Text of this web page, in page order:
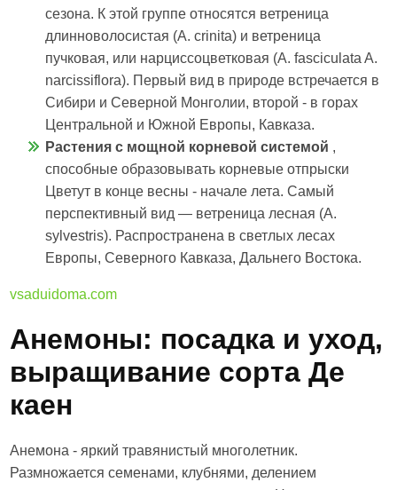
сезона. К этой группе относятся ветреница
длинноволосистая (А. crinita) и ветреница
пучковая, или нарциссоцветковая (A. fasciculata A.
narcissiflora). Первый вид в природе встречается в
Сибири и Северной Монголии, второй - в горах
Центральной и Южной Европы, Кавказа.
Растения с мощной корневой системой ,
способные образовывать корневые отпрыски
Цветут в конце весны - начале лета. Самый
перспективный вид — ветреница лесная (A.
sylvestris). Распространена в светлых лесах
Европы, Северного Кавказа, Дальнего Востока.
vsaduidoma.com
Анемоны: посадка и уход,
выращивание сорта Де
каен
Анемона - яркий травянистый многолетник.
Размножается семенами, клубнями, делением